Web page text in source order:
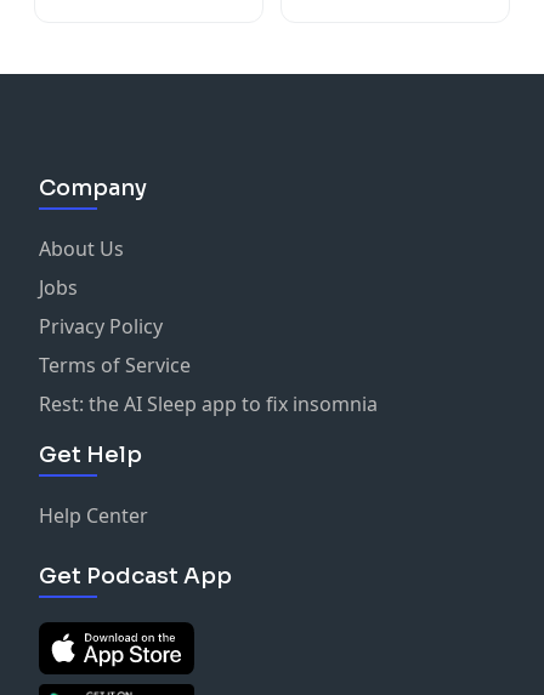
Company
About Us
Jobs
Privacy Policy
Terms of Service
Rest: the AI Sleep app to fix insomnia
Get Help
Help Center
Get Podcast App